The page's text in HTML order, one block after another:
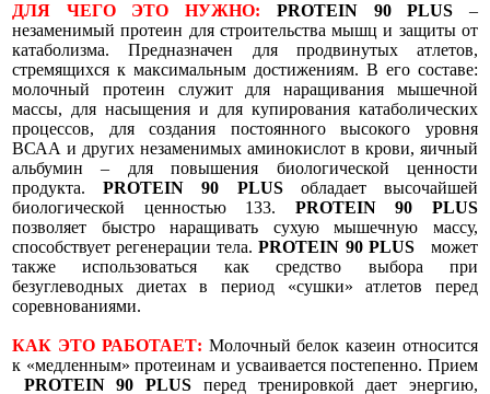
ДЛЯ ЧЕГО ЭТО НУЖНО: PROTEIN 90 PLUS –
незаменимый протеин для строительства мышц и защиты от
катаболизма. Предназначен для продвинутых атлетов,
стремящихся к максимальным достижениям. В его составе:
молочный протеин служит для наращивания мышечной
массы, для насыщения и для купирования катаболических
процессов, для создания постоянного высокого уровня
ВСАА и других незаменимых аминокислот в крови, яичный
альбумин – для повышения биологической ценности
продукта.PROTEIN 90 PLUS обладает высочайшей
биологической ценностью 133. PROTEIN 90 PLUS
позволяет быстро наращивать сухую мышечную массу,
способствует регенерации тела.PROTEIN 90 PLUSможет
также использоваться как средство выбора при
безуглеводных диетах в период «сушки» атлетов перед
соревнованиями.
КАК ЭТО РАБОТАЕТ: Молочный белок казеин относится
к «медленным» протеинам и усваивается постепенно. Прием
PROTEIN 90 PLUS перед тренировкой дает энергию,